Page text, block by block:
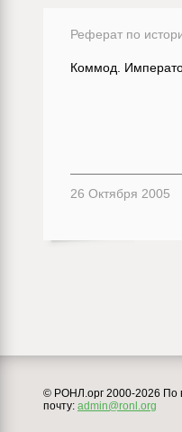
Реферат по
Коммод.
26 Октября 2005
© РОНЛ.орг 2000-2026 По
почту: admin@ronl.org